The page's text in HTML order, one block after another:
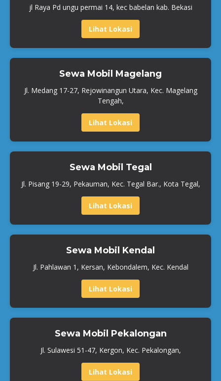
jl Raya Pd ungu permai 14, kec babelan kab. Bekasi
Lihat Lokasi
Sewa Mobil Magelang
Jl. Medang 17-27, Rejowinangun Utara, Kec. Magelang
Tengah,
Lihat Lokasi
Sewa Mobil Tegal
Jl. Pisang 19-29, Pekauman, Kec. Tegal Bar., Kota Tegal,
Lihat Lokasi
Sewa Mobil Kendal
Jl. Pahlawan 1, Kersan, Kebondalem, Kec. Kendal
Lihat Lokasi
Sewa Mobil Pekalongan
Jl. Sulawesi 51-47, Kergon, Kec. Pekalongan,
Lihat Lokasi